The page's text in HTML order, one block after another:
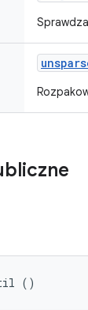
()